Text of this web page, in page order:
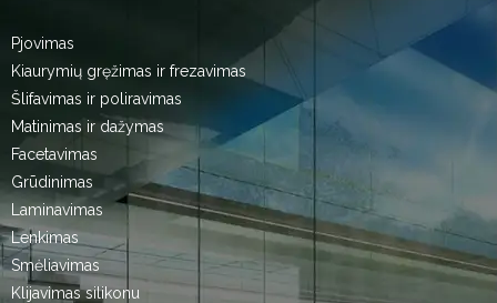
Pjovimas
Kiaurymių gręžimas ir frezavimas
Šlifavimas ir poliravimas
Matinimas ir dažymas
Facetavimas
Grūdinimas
Laminavimas
Lenkimas
Smėliavimas
Klijavimas silikonu